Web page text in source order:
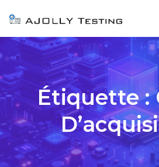
Étiquette :